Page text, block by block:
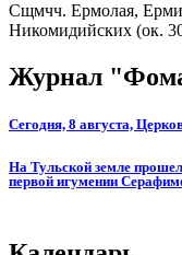
Сщмчч. Ермолая,
Никомидийских (ок.
Журнал
Сегодня, 8 августа,
На Тульской земле
первой игумении